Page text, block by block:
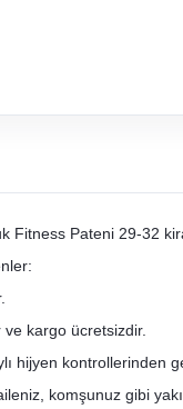
Fitness Pateni 29-32
kargo ücretsizdir.
hijyen kontrollerinden
komşunuz gibi